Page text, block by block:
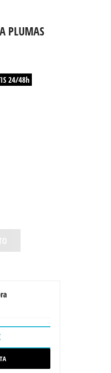
PLUMAS
24/48h